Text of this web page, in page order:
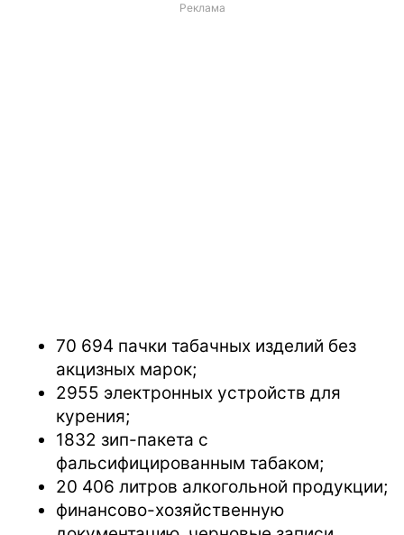
Реклама
70 694 пачки табачных изделий без
акцизных марок;
2955 электронных устройств для
курения;
1832 зип-пакета с
фальсифицированным табаком;
20 406 литров алкогольной продукции;
финансово-хозяйственную